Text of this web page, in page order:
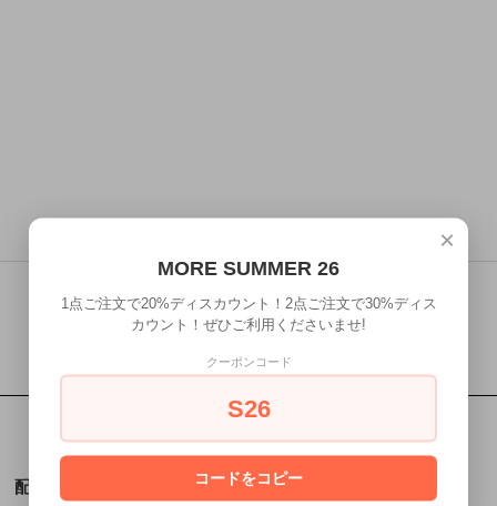
配送・送料
×
MORE SUMMER 26
1点ご注文で20%ディスカウント！2点ご注文で30%ディス
カウント！ぜひご利用くださいませ!
クーポンコード
S26
コードをコピー